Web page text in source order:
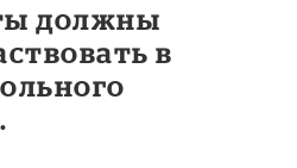
должны
в